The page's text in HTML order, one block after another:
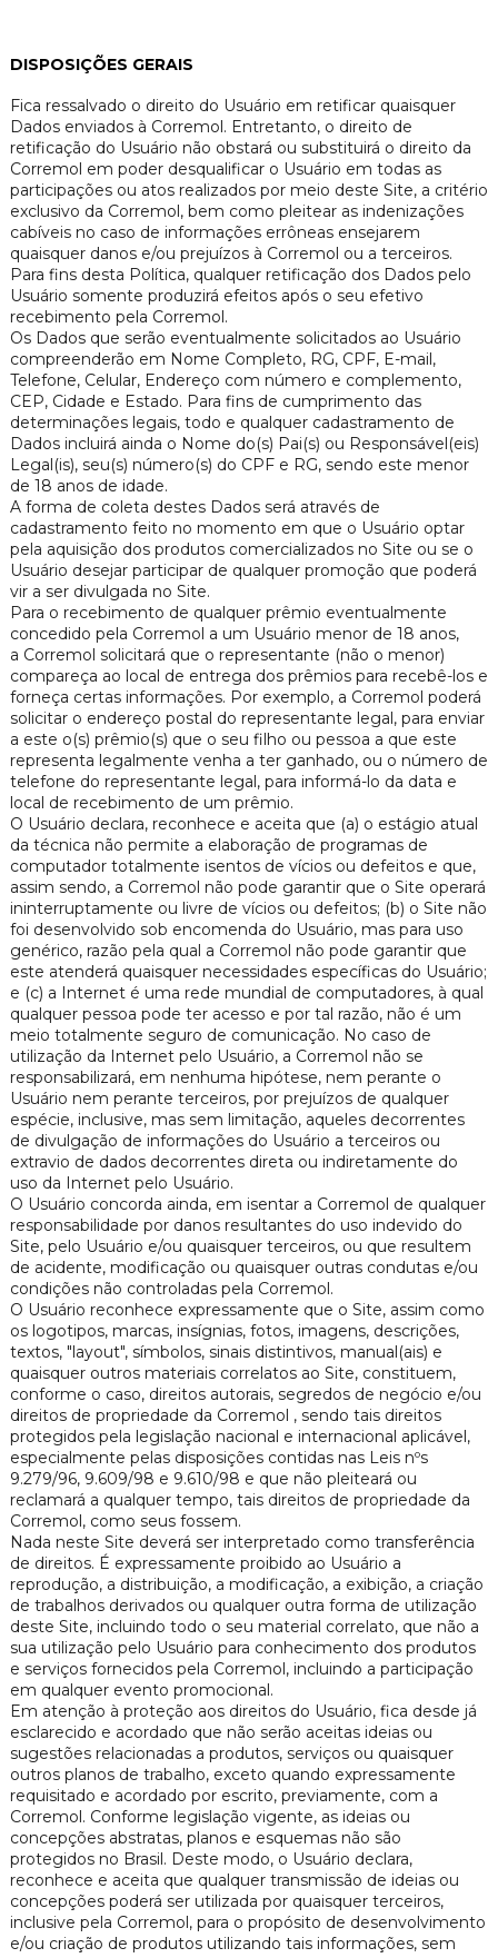
DISPOSIÇÕES GERAIS
Fica ressalvado o direito do Usuário em retificar quaisquer
Dados enviados à Corremol. Entretanto, o direito de
retificação do Usuário não obstará ou substituirá o direito da
Corremol em poder desqualificar o Usuário em todas as
participações ou atos realizados por meio deste Site, a critério
exclusivo da Corremol, bem como pleitear as indenizações
cabíveis no caso de informações errôneas ensejarem
quaisquer danos e/ou prejuízos à Corremol ou a terceiros.
Para fins desta Política, qualquer retificação dos Dados pelo
Usuário somente produzirá efeitos após o seu efetivo
recebimento pela Corremol.
Os Dados que serão eventualmente solicitados ao Usuário
compreenderão em Nome Completo, RG, CPF, E-mail,
Telefone, Celular, Endereço com número e complemento,
CEP, Cidade e Estado. Para fins de cumprimento das
determinações legais, todo e qualquer cadastramento de
Dados incluirá ainda o Nome do(s) Pai(s) ou Responsável(eis)
Legal(is), seu(s) número(s) do CPF e RG, sendo este menor
de 18 anos de idade.
A forma de coleta destes Dados será através de
cadastramento feito no momento em que o Usuário optar
pela aquisição dos produtos comercializados no Site ou se o
Usuário desejar participar de qualquer promoção que poderá
vir a ser divulgada no Site.
Para o recebimento de qualquer prêmio eventualmente
concedido pela Corremol a um Usuário menor de 18 anos,
a Corremol solicitará que o representante (não o menor)
compareça ao local de entrega dos prêmios para recebê-los e
forneça certas informações. Por exemplo, a Corremol poderá
solicitar o endereço postal do representante legal, para enviar
a este o(s) prêmio(s) que o seu filho ou pessoa a que este
representa legalmente venha a ter ganhado, ou o número de
telefone do representante legal, para informá-lo da data e
local de recebimento de um prêmio.
O Usuário declara, reconhece e aceita que (a) o estágio atual
da técnica não permite a elaboração de programas de
computador totalmente isentos de vícios ou defeitos e que,
assim sendo, a Corremol não pode garantir que o Site operará
ininterruptamente ou livre de vícios ou defeitos; (b) o Site não
foi desenvolvido sob encomenda do Usuário, mas para uso
genérico, razão pela qual a Corremol não pode garantir que
este atenderá quaisquer necessidades específicas do Usuário;
e (c) a Internet é uma rede mundial de computadores, à qual
qualquer pessoa pode ter acesso e por tal razão, não é um
meio totalmente seguro de comunicação. No caso de
utilização da Internet pelo Usuário, a Corremol não se
responsabilizará, em nenhuma hipótese, nem perante o
Usuário nem perante terceiros, por prejuízos de qualquer
espécie, inclusive, mas sem limitação, aqueles decorrentes
de divulgação de informações do Usuário a terceiros ou
extravio de dados decorrentes direta ou indiretamente do
uso da Internet pelo Usuário.
O Usuário concorda ainda, em isentar a Corremol de qualquer
responsabilidade por danos resultantes do uso indevido do
Site, pelo Usuário e/ou quaisquer terceiros, ou que resultem
de acidente, modificação ou quaisquer outras condutas e/ou
condições não controladas pela Corremol.
O Usuário reconhece expressamente que o Site, assim como
os logotipos, marcas, insígnias, fotos, imagens, descrições,
textos, "layout", símbolos, sinais distintivos, manual(ais) e
quaisquer outros materiais correlatos ao Site, constituem,
conforme o caso, direitos autorais, segredos de negócio e/ou
direitos de propriedade da Corremol , sendo tais direitos
protegidos pela legislação nacional e internacional aplicável,
especialmente pelas disposições contidas nas Leis nºs
9.279/96, 9.609/98 e 9.610/98 e que não pleiteará ou
reclamará a qualquer tempo, tais direitos de propriedade da
Corremol, como seus fossem.
Nada neste Site deverá ser interpretado como transferência
de direitos. É expressamente proibido ao Usuário a
reprodução, a distribuição, a modificação, a exibição, a criação
de trabalhos derivados ou qualquer outra forma de utilização
deste Site, incluindo todo o seu material correlato, que não a
sua utilização pelo Usuário para conhecimento dos produtos
e serviços fornecidos pela Corremol, incluindo a participação
em qualquer evento promocional.
Em atenção à proteção aos direitos do Usuário, fica desde já
esclarecido e acordado que não serão aceitas ideias ou
sugestões relacionadas a produtos, serviços ou quaisquer
outros planos de trabalho, exceto quando expressamente
requisitado e acordado por escrito, previamente, com a
Corremol. Conforme legislação vigente, as ideias ou
concepções abstratas, planos e esquemas não são
protegidos no Brasil. Deste modo, o Usuário declara,
reconhece e aceita que qualquer transmissão de ideias ou
concepções poderá ser utilizada por quaisquer terceiros,
inclusive pela Corremol, para o propósito de desenvolvimento
e/ou criação de produtos utilizando tais informações, sem